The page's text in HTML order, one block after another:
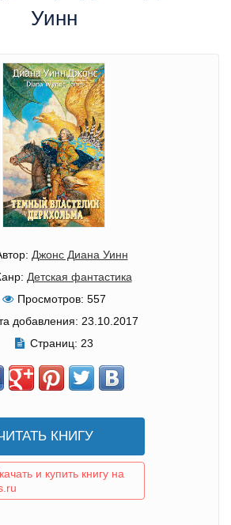
Уинн
Джонс Диана Уинн
Детская фантастика
Просмотров: 557
добавления: 23.10.2017
Страниц: 23
КНИГУ
и купить книгу на